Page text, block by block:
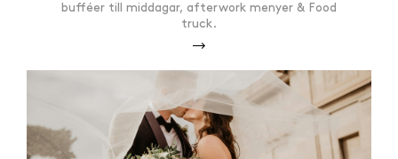
bufféer till middagar, afterwork menyer & Food
truck.